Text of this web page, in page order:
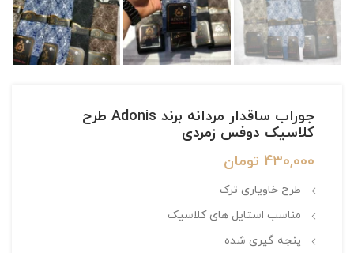
جوراب ساقدار مردانه برند Adonis طرح
کلاسیک دوفس زمردی
430,000 تومان
طرح خاویاری ترک
مناسب استایل های کلاسیک
پنجه گیری شده